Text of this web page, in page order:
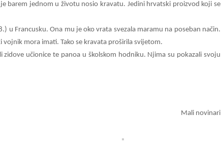
barem jednom u životu nosio kravatu. Jedini hrvatski proizvod koji se
u Francusku. Ona mu je oko vrata svezala maramu na poseban način.
mora imati. Tako se kravata proširila svijetom.
učionice te panoa u školskom hodniku. Njima su pokazali svoju
Mali novinari